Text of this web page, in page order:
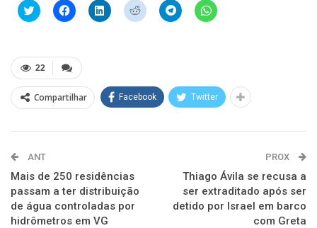
Clique
para
em
nova
janela)
Clique
para
em
nova
janela)
Clique
para
Clique
para
Clique
para
Clique
para
22
Compartilhar Facebook Twitter
ANT
Mais de 250 residências
passam a ter distribuição
de água controladas por
hidrômetros em VG
PROX
Thiago Ávila se recusa a
ser extraditado após ser
detido por Israel em barco
com Greta